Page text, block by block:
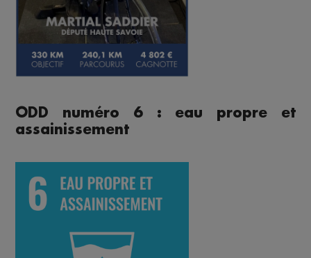
ODD numéro 6 : eau propre et
assainissement